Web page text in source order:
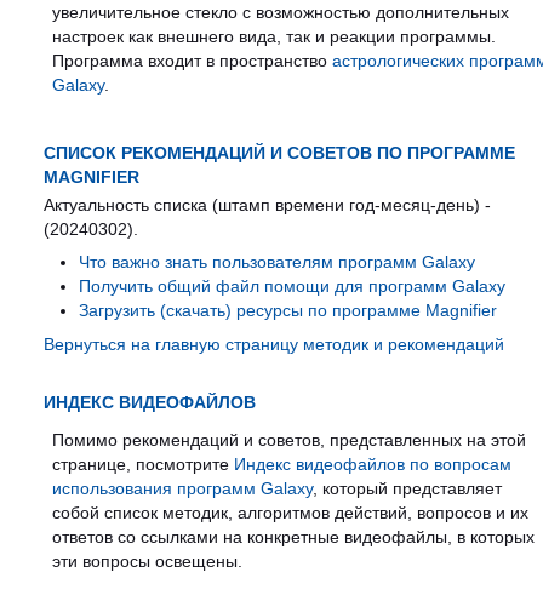
увеличительное стекло с возможностью дополнительных
настроек как внешнего вида, так и реакции программы.
Программа входит в пространствоастрологических
Galaxy.
СПИСОК РЕКОМЕНДАЦИЙ И СОВЕТОВ ПО ПРОГРАММЕ
MAGNIFIER
Актуальность списка (штамп времени год-месяц-день) -
(20240302).
Что важно знать пользователям программ Galaxy
Получить общий файл помощи для программ Galaxy
Загрузить (скачать) ресурсы по программе Magnifier
Вернуться на главную страницу методик и рекомендаций
ИНДЕКС ВИДЕОФАЙЛОВ
Помимо рекомендаций и советов, представленных на этой
странице, посмотрите Индекс видеофайлов по вопросам
использования программ Galaxy, который представляет
собой список методик, алгоритмов действий, вопросов и их
ответов со ссылками на конкретные видеофайлы, в которых
эти вопросы освещены.